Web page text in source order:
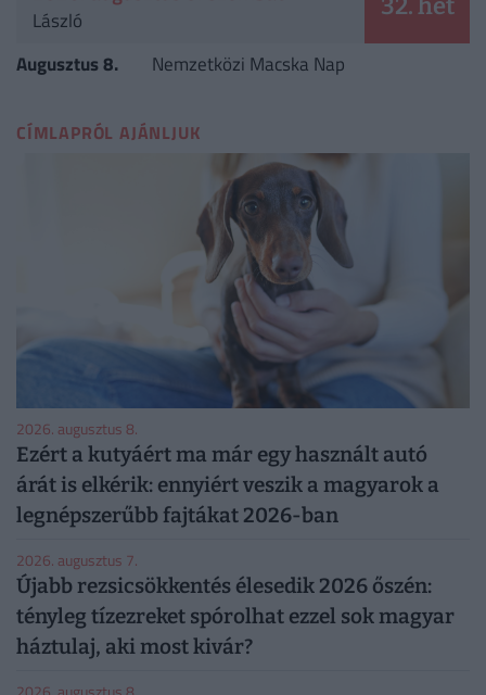
László 32. hét
Augusztus 8. Nemzetközi Macska Nap
CÍMLAPRÓL AJÁNLJUK
2026. augusztus 8.
Ezért a kutyáért ma már egy használt autó
árát is elkérik: ennyiért veszik a magyarok a
legnépszerűbb fajtákat 2026-ban
2026. augusztus 7.
Újabb rezsicsökkentés élesedik 2026 őszén:
tényleg tízezreket spórolhat ezzel sok magyar
háztulaj, aki most kivár?